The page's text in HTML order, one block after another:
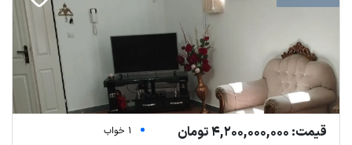
قیمت: 4,200,000,000 تومان
1 خواب